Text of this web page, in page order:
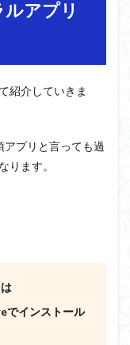
アプリ
紹介していきま
アプリと言っても過
ります。
でインストール